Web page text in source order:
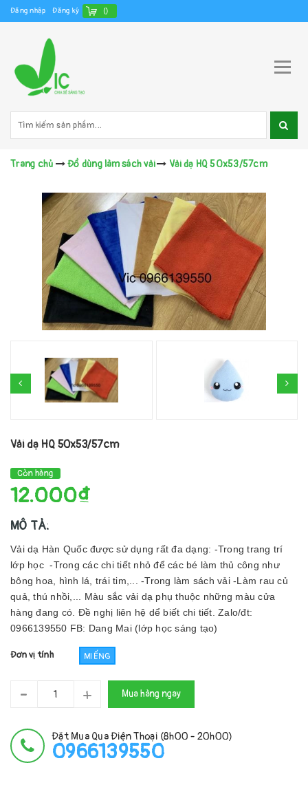
Đăng nhập Đăng ký ()
Trang chủ Đồ dùng làm sách vải Vải dạ HQ 50x53/57cm
Vải dạ HQ 50x53/57cm
Còn hàng
12.000₫
MÔ TẢ:
Vải dạ Hàn Quốc được sử dụng rất đa dạng: -Trong trang trí
lớp học -Trong các chi tiết nhỏ để các bé làm thủ công như
bông hoa, hình lá, trái tim,... -Trong làm sách vải -Làm rau củ
quả, thú nhồi,... Màu sắc vải dạ phụ thuộc những màu cửa
hàng đang có. Đề nghị liên hệ dể biết chi tiết. Zalo/đt:
0966139550 FB: Dang Mai (lớp học sáng tạo)
Đơn vị tính MIẾNG
- + Mua hàng ngay
Đặt Mua Qua Điện Thoại (8h00 - 20h00)
0966139550